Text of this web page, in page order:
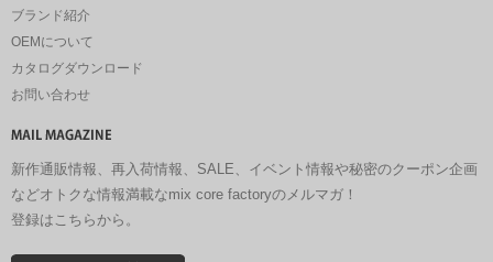
ブランド紹介
OEMについて
カタログダウンロード
お問い合わせ
新作通販情報、再入荷情報、SALE、イベント情報や秘密のクーポン企画
などオトクな情報満載なmix core factoryのメルマガ！
登録はこちらから。